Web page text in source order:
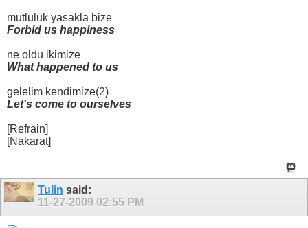
mutluluk yasakla bize
Forbid us happiness
ne oldu ikimize
What happened to us
gelelim kendimize(2)
Let's come to ourselves
[Refrain]
[Nakarat]
Tulin said:
11-27-2009 02:55 PM